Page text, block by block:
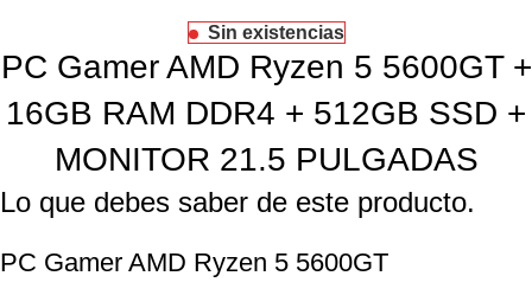
Sin existencias
PC Gamer AMD Ryzen 5 5600GT +
16GB RAM DDR4 + 512GB SSD +
MONITOR 21.5 PULGADAS
Lo que debes saber de este producto.
PC Gamer AMD Ryzen 5 5600GT